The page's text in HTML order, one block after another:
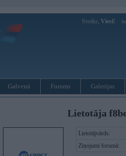
Sveiks, Viesi!
Galvenā Forums Galerijas
Lietotāja
Lietotājvārds:
Ziņojumi forumā: